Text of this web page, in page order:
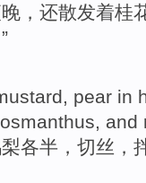
， 还散发着桂
pear in
osmanthus and
各半， 切丝 ，